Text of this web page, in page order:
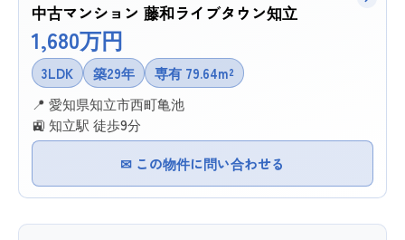
中古マンション 藤和ライブタウン知立
1,680万円
3LDK 築29年
専有 79.64m²
📍 愛知県知立市西町亀池
🚉 知立駅 徒歩9分
✉ この物件に問い合わせる